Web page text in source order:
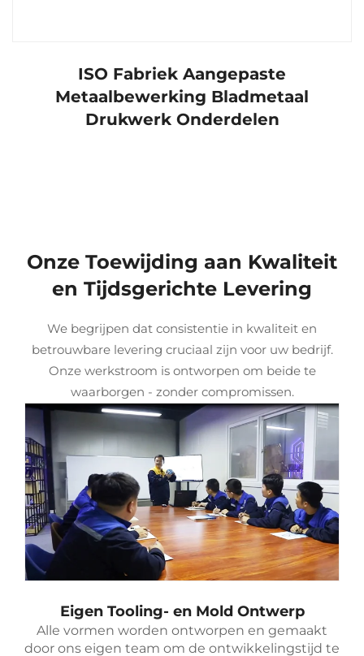
ISO Fabriek Aangepaste
Metaalbewerking Bladmetaal
Drukwerk Onderdelen
Onze Toewijding aan Kwaliteit
en Tijdsgerichte Levering
We begrijpen dat consistentie in kwaliteit en
betrouwbare levering cruciaal zijn voor uw bedrijf.
Onze werkstroom is ontworpen om beide te
waarborgen - zonder compromissen.
Eigen Tooling- en Mold Ontwerp
Alle vormen worden ontworpen en gemaakt
door ons eigen team om de ontwikkelingstijd te